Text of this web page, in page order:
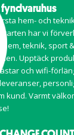
fyndvaruhus
hem- och
har vi
hem,teknik, sport
Upptäck
och wifi-
kund. Varmt